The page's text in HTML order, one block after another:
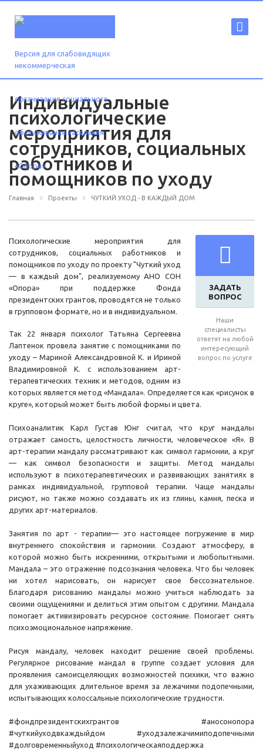
Версия для слабовидящих
Индивидуальные
психологические
мероприятия для
сотрудников, социальных
работников и
помощников по уходу
Главная Проекты ЧУТКИЙ УХОД - В КАЖДЫЙ ДОМ
ЗАДАТЬ
ВОПРОС
Наши
специалисты
ответят на любой
интересующий
вопрос по услуге
Психологические мероприятия для
сотрудников, социальных работников и
помощников по уходу по проекту "Чуткий уход
— в каждый дом", реализуемому АНО СОН
«Опора» при поддержке Фонда
президентских грантов, проводятся не только
в групповом формате, но и в индивидуальном.
Так 22 января психолог Татьяна Сергеевна
Лаптенок провела занятие с помощниками по
уходу – Мариной Александровной К. и Ириной
Владимировной К. с использованием арт-
терапевтических техник и методов, одним из
которых является метод «Мандала». Определяется как «рисунок в
круге», который может быть любой формы и цвета.
Психоаналитик Карл Густав Юнг считал, что круг мандалы
отражает самость, целостность личности, человеческое «Я». В
арт-терапии мандалу рассматривают как символ гармонии, а круг
— как символ безопасности и защиты. Метод мандалы
используют в психотерапевтических и развивающих занятиях в
рамках индивидуальной, групповой терапии. Чаще мандалы
рисуют, но также можно создавать их из глины, камня, песка и
других арт-материалов.
Занятия по арт - терапии— это настоящее погружение в мир
внутреннего спокойствия и гармонии. Создают атмосферу, в
которой можно быть искренними, открытыми и любопытными.
Мандала – это отражение подсознания человека. Что бы человек
ни хотел нарисовать, он нарисует свое бессознательное.
Благодаря рисованию мандалы можно учиться наблюдать за
своими ощущениями и делиться этим опытом с другими. Мандала
помогает активизировать ресурсное состояние. Помогает снять
психоэмоциональное напряжение.
Рисуя мандалу, человек находит решение своей проблемы.
Регулярное рисование мандал в группе создает условия для
проявления самоисцеляющих возможностей психики, что важно
для ухаживающих длительное время за лежачими подопечными,
испытывающих колоссальные психологические трудности.
#фондпрезидентскихгрантов #аносонопора
#чуткийуходвкаждыйдом #уходзалежачимиподопечными
#долговременныйуход #психологическаяподдержка